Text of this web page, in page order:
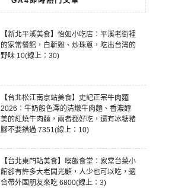
【新北平溪美食】怡如小吃店：平溪老街裡
的家常餐館，白斬雞、炒珠蔥，吃出台灣的
野味 10(線上：30)
【台北松江南京站美食】史記正宗牛肉麵
2026：牛奶般色澤的清燉牛肉麵、香濃醇
美的紅燒牛肉麵，兩者都好吃，還有冰糖豬
腳不要錯過 7351(線上：10)
【台北東門站美食】喫飯食堂：家常台菜小
館卻有許多大老闆光顧，人少也可以吃，適
合帶外國朋友來吃 6800(線上：3)